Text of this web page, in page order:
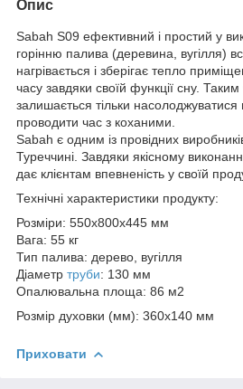
Опис
Sabah S09 ефективний і простий у
горінню палива (деревина, вугілля)
нагрівається і зберігає тепло
часу завдяки своїй функції сну.
залишається тільки насолоджуватися
проводити час з коханими.
Sabah є одним із провідних
Туреччині. Завдяки якісному
дає клієнтам впевненість у своїй
Технічні характеристики продукту:
Розміри: 550x800x445 мм
Вага: 55 кг
Тип палива: дерево, вугілля
Діаметр труби: 130 мм
Опалювальна площа: 86 м2
Розмір духовки (мм): 360x140 мм
Приховати